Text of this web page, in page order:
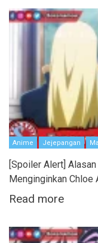
Anime Jejepangan
[Spoiler Alert]
Menginginkan Chloe
Read more